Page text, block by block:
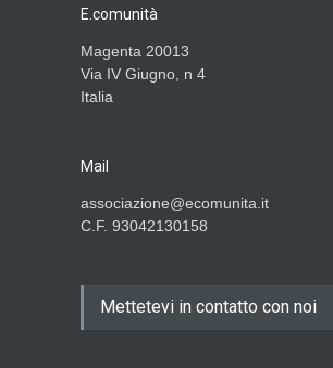
E.comunità
Magenta 20013
Via IV Giugno, n 4
Italia
Mail
associazione@ecomunita.it
C.F. 93042130158
Mettetevi in contatto con noi